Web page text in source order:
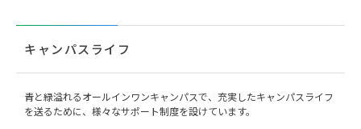
キャンパスライフ
青と緑溢れるオールインワンキャンパスで、充実したキャンパスライフ
を送るために、様々なサポート制度を設けています。